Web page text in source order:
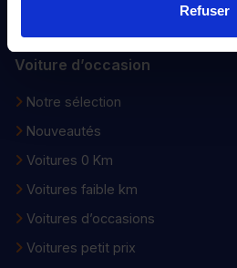
Refuser
Voiture d’occasion
Notre sélection
Nouveautés
Voitures 0 Km
Voitures faible km
Voitures d’occasions
Voitures petit prix